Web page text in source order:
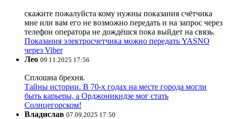
скажите пожалуйста кому нужны показания счётчика
мне или вам его не возможно передать и на запрос через
телефон оператора не дождёшся пока выйдет на связь.
Показания электросчетчика можно передать YASNO
через Viber
Лео 09.11.2025 17:56
Сплошна брехня.
Тайны истории. В 70-х годах на месте города могли
быть карьеры, а Орджоникидзе мог стать
Солнцегорском!
Владислав 07.09.2025 17:50